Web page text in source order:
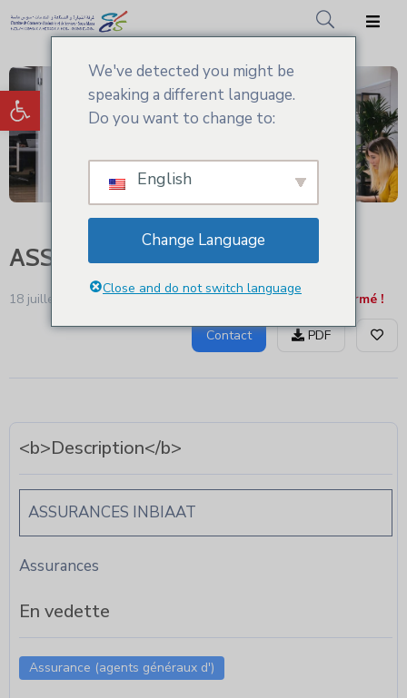
Ouvrir la barre d’outils
Accueil
CCIS.SM
Actualités
Services
Médiathèque
ASSURANCES INBIAAT
18 juillet - 2024 2:38 pm Assurances Actuellement fermé !
Contact PDF
<b>Description</b>
ASSURANCES INBIAAT
Assurances
En vedette
Assurance (agents généraux d')
We've detected you might be
speaking a different language.
Do you want to change to:
English
Change Language
Close and do not switch language